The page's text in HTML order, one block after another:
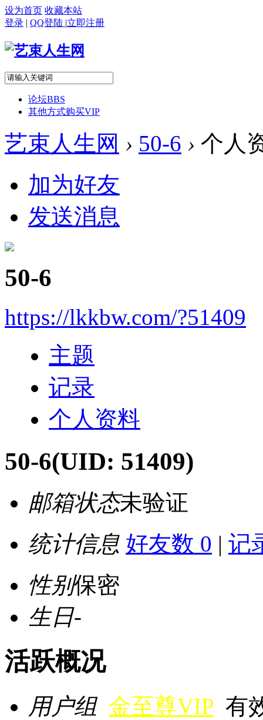
设为首页 收藏本站
登录 | QQ登陆 |立即注册
论坛BBS
其他方式购买VIP
艺束人生网 › 50-6 › 个人
加为好友
发送消息
50-6
https://lkkbw.com/?51409
主题
记录
个人资料
50-6(UID: 51409)
邮箱状态未验证
统计信息 好友数 0 | 记
性别保密
生日-
活跃概况
用户组 金至尊VIP 有